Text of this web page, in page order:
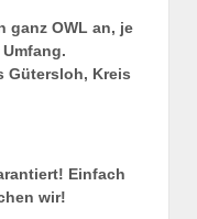
ganz OWL an, je
Gütersloh, Kreis
Einfach
wir!